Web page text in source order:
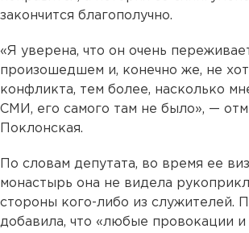
закончится благополучно.
«Я уверена, что он очень
произошедшем и, конечно же, не
конфликта, тем более, насколько
СМИ, его самого там не было», —
Поклонская.
По словам депутата, во время ее
монастырь она не видела
стороны кого-либо из служителей.
добавила, что «любые провокации